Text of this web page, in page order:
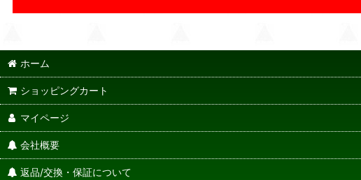
ホーム
ショッピングカート
マイページ
会社概要
返品/交換・保証について